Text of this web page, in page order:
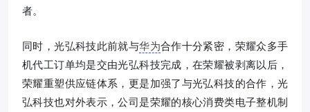
者。
同时，光弘科技此前就与华为合作十分紧密，荣耀众多手
机代工订单均是交由光弘科技完成，在荣耀被剥离以后，
荣耀重塑供应链体系，更是加强了与光弘科技的合作，光
弘科技也对外表示，公司是荣耀的核心消费类电子整机制